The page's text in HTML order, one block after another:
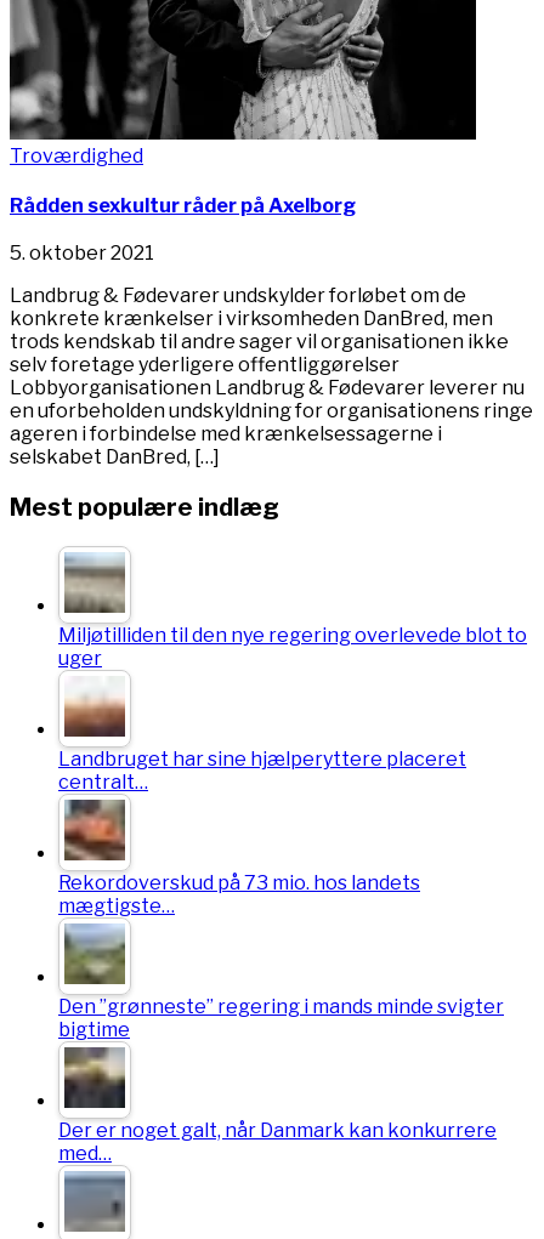
Troværdighed
Rådden sexkultur råder på Axelborg
5. oktober 2021
Landbrug & Fødevarer undskylder forløbet om de
konkrete krænkelser i virksomheden DanBred, men
trods kendskab til andre sager vil organisationen ikke
selv foretage yderligere offentliggørelser
Lobbyorganisationen Landbrug & Fødevarer leverer nu
en uforbeholden undskyldning for organisationens ringe
ageren i forbindelse med krænkelsessagerne i
selskabet DanBred, […]
Mest populære indlæg
Miljøtilliden til den nye regering overlevede blot to
uger
Landbruget har sine hjælperyttere placeret
centralt…
Rekordoverskud på 73 mio. hos landets
mægtigste…
Den ”grønneste” regering i mands minde svigter
bigtime
Der er noget galt, når Danmark kan konkurrere
med…